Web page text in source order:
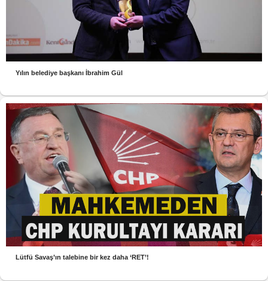
Yılın belediye başkanı İbrahim Gül
Lütfü Savaş’ın talebine bir kez daha ‘RET’!